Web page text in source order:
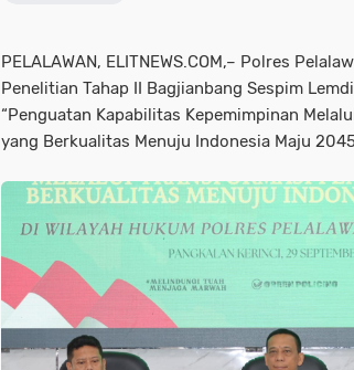
PELALAWAN, ELITNEWS.COM,– Polres
Penelitian Tahap II Bagjianbang Sespim
“Penguatan Kapabilitas Kepemimpinan
yang Berkualitas Menuju Indonesia Maju